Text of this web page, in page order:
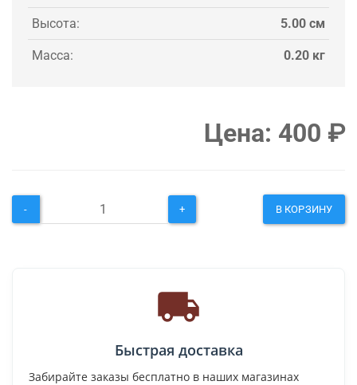
Высота: 5.00 см
Масса: 0.20 кг
Цена: 400 ₽
- + В КОРЗИНУ
Быстрая доставка
Забирайте заказы бесплатно в наших магазинах